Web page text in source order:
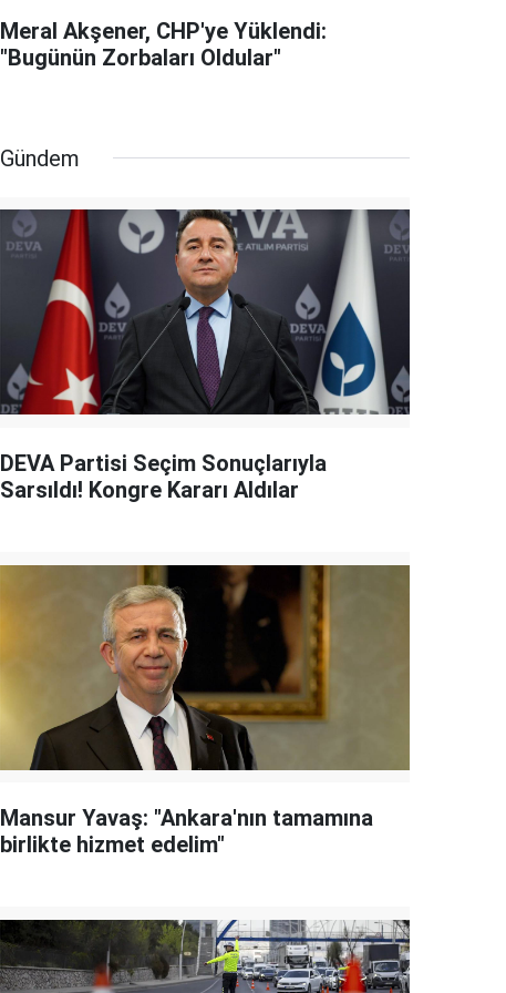
Meral Akşener, CHP'ye Yüklendi:
"Bugünün Zorbaları Oldular"
Gündem
DEVA Partisi Seçim Sonuçlarıyla
Sarsıldı! Kongre Kararı Aldılar
Mansur Yavaş: "Ankara'nın tamamına
birlikte hizmet edelim"